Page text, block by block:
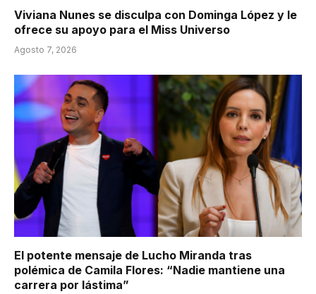
Viviana Nunes se disculpa con Dominga López y le
ofrece su apoyo para el Miss Universo
Agosto 7, 2026
El potente mensaje de Lucho Miranda tras
polémica de Camila Flores: “Nadie mantiene una
carrera por lástima”